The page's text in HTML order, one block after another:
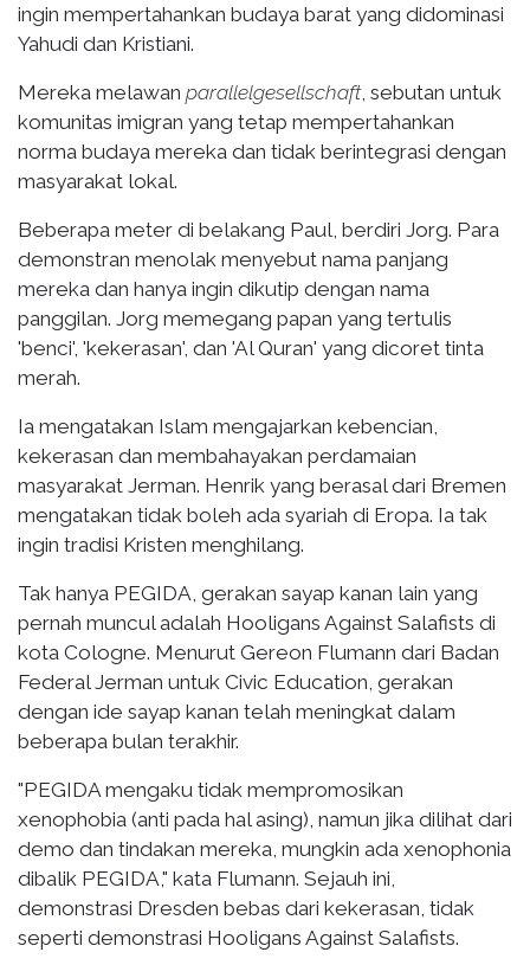
ingin mempertahankan budaya barat yang didominasi
Yahudi dan Kristiani.
Mereka melawan parallelgesellschaft, sebutan untuk
komunitas imigran yang tetap mempertahankan
norma budaya mereka dan tidak berintegrasi dengan
masyarakat lokal.
Beberapa meter di belakang Paul, berdiri Jorg. Para
demonstran menolak menyebut nama panjang
mereka dan hanya ingin dikutip dengan nama
panggilan. Jorg memegang papan yang tertulis
'benci', 'kekerasan', dan 'Al Quran' yang dicoret tinta
merah.
Ia mengatakan Islam mengajarkan kebencian,
kekerasan dan membahayakan perdamaian
masyarakat Jerman. Henrik yang berasal dari Bremen
mengatakan tidak boleh ada syariah di Eropa. Ia tak
ingin tradisi Kristen menghilang.
Tak hanya PEGIDA, gerakan sayap kanan lain yang
pernah muncul adalah Hooligans Against Salafists di
kota Cologne. Menurut Gereon Flumann dari Badan
Federal Jerman untuk Civic Education, gerakan
dengan ide sayap kanan telah meningkat dalam
beberapa bulan terakhir.
"PEGIDA mengaku tidak mempromosikan
xenophobia (anti pada hal asing), namun jika dilihat dari
demo dan tindakan mereka, mungkin ada xenophonia
dibalik PEGIDA," kata Flumann. Sejauh ini,
demonstrasi Dresden bebas dari kekerasan, tidak
seperti demonstrasi Hooligans Against Salafists.